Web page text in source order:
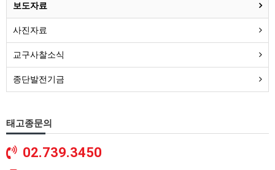
보도자료
사진자료
교구사찰소식
종단발전기금
태고종문의
02.739.3450